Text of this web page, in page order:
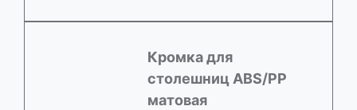
Кромка для
столешниц ABS/РР
матовая